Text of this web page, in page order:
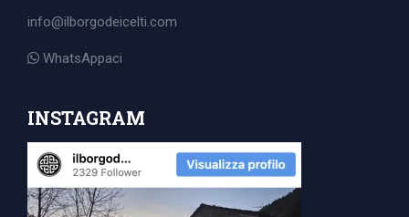
info@ilborgodeicelti.com
WhatsAppaci
INSTAGRAM
Search